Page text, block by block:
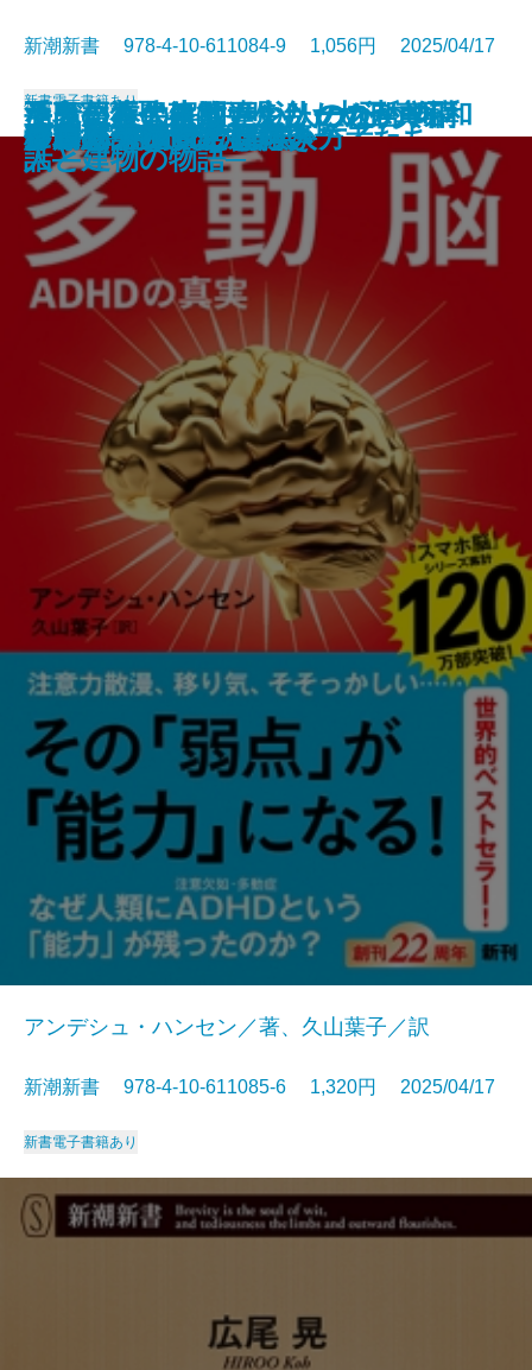
なぜ日本人は間違えたのか─真
説・昭和100年と戦後80年─
奇跡の母親脳
ラクに長生きしたい人のための
よくばり健康法
テレビが終わる日
患者と目を合わせない医者たち
日本文化は絶滅するのか
酒鬼薔薇聖斗は更生したのか─不
確かな境界─
「まさか」の人生
生きる言葉
すごい科学論文
新潮新書 978-4-10-611084-9 1,056円 2025/04/17
新書電子書籍あり
多動脳─ADHDの真実─
アンデシュ・ハンセン／著、久山葉子／訳
新潮新書 978-4-10-611085-6 1,320円 2025/04/17
新書電子書籍あり
野球の記録で話したい
アンパンマンと日本人
グルメ外道
伊藤忠 商人の心得
リキッド消費とは何か
移民リスク
至高の近代建築─明治・大正・昭和
人と建物の物語─
プロパガンダの見抜き方
手段からの解放―シリーズ哲学講
話―